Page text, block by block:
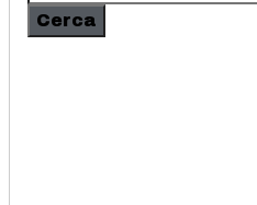
Cerca